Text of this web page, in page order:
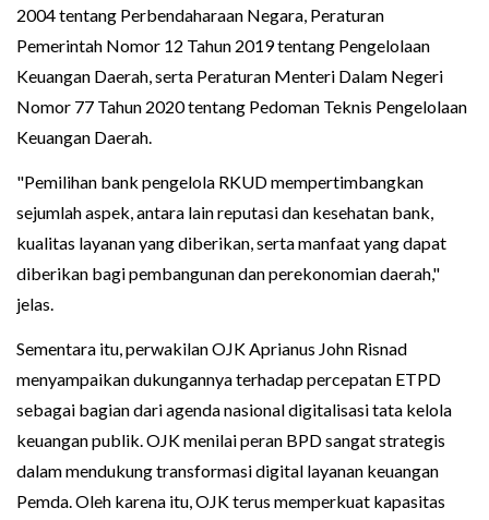
2004 tentang Perbendaharaan Negara, Peraturan
Pemerintah Nomor 12 Tahun 2019 tentang Pengelolaan
Keuangan Daerah, serta Peraturan Menteri Dalam Negeri
Nomor 77 Tahun 2020 tentang Pedoman Teknis Pengelolaan
Keuangan Daerah.
"Pemilihan bank pengelola RKUD mempertimbangkan
sejumlah aspek, antara lain reputasi dan kesehatan bank,
kualitas layanan yang diberikan, serta manfaat yang dapat
diberikan bagi pembangunan dan perekonomian daerah,"
jelas.
Sementara itu, perwakilan OJK Aprianus John Risnad
menyampaikan dukungannya terhadap percepatan ETPD
sebagai bagian dari agenda nasional digitalisasi tata kelola
keuangan publik. OJK menilai peran BPD sangat strategis
dalam mendukung transformasi digital layanan keuangan
Pemda. Oleh karena itu, OJK terus memperkuat kapasitas